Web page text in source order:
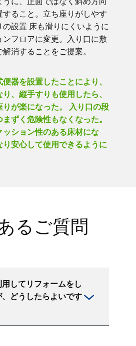
ること。立ち座りがしやす
設置 床も滑りにくいように
フロアに変更。入り口に敷
消することをご提案。
器を設置したことにより、
、縦手すりも使用したら、
が楽になった。 入り口の段
ずく危険性もなくなった。
ッション性のある床材にな
り安心して使用できるように
るご質問
してリフォームをし
どうしたらよいです